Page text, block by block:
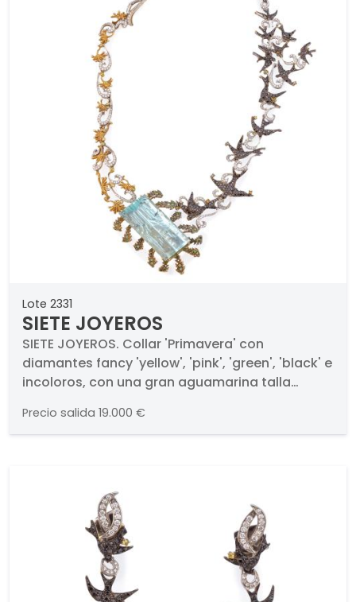
Lote 2331
SIETE JOYEROS
SIETE JOYEROS. Collar 'Primavera' con
diamantes fancy 'yellow', 'pink', 'green', 'black' e
incoloros, con una gran aguamarina talla
pieza, nos encontramos con una bandada de
golondrinas en pavé de diamantes negros y
lago. En la otra parte de la pieza, nos
encontramos motivos con diseño de 'diente de
león' arrastrados por la brisa primaveral,
enriquecidos por diamantes fancy 'yellow' e
incoloros. En montura de oro blanco y amarillo
de 18K.. Firmado. Pieza única.
Precio salida 19.000 €